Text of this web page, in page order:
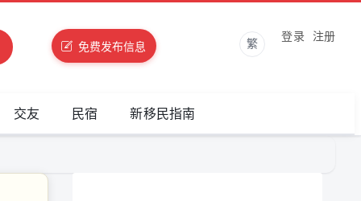
免费发布信息 繁
登录 注册
交友 民宿 新移民指南